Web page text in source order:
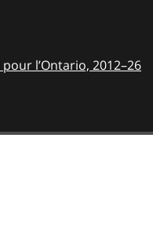
l’Ontario, 2012–26